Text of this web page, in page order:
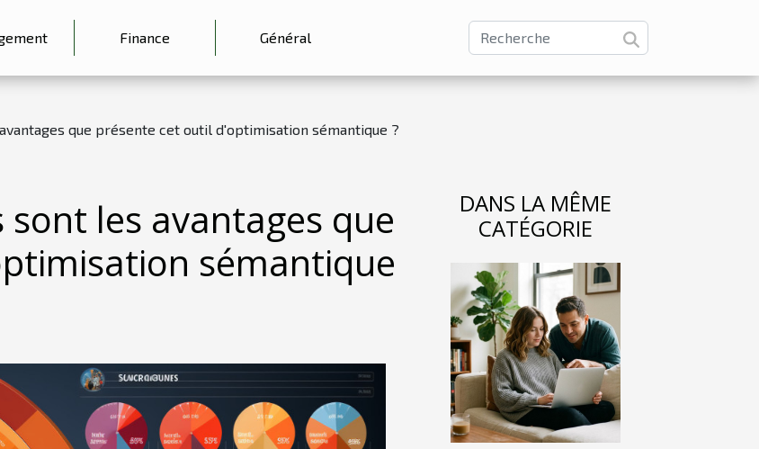
Finance Général
que présente cet outil d'optimisation sémantique ?
les avantages que
sémantique
DANS LA MÊME
CATÉGORIE